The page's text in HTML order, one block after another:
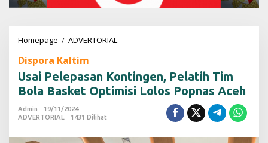
Homepage / ADVERTORIAL
i
P
e
a
Dispora Kaltim
Usai Pelepasan Kontingen, Pelatih Tim
Bola Basket Optimisi Lolos Popnas Aceh
Admin
19/11/2024
ADVERTORIAL
1431 Dilihat